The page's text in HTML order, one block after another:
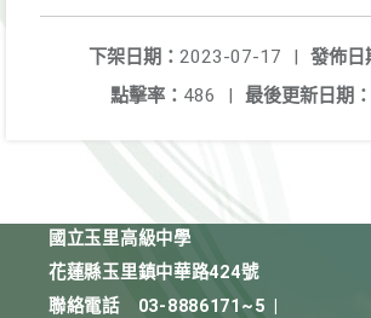
發佈日
下架日期： 2023-07-17
|
最後更新日期：
點擊率： 486 |
國立玉里高級中學
花蓮縣玉里鎮中華路424號
聯絡電話
03-8886171~5